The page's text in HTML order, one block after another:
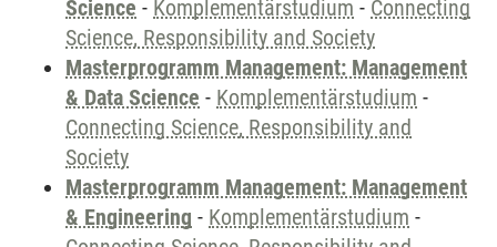
Science - Komplementärstudium - Connecting
Science, Responsibility and Society
Masterprogramm Management: Management
& Data Science - Komplementärstudium -
Connecting Science, Responsibility and
Society
Masterprogramm Management: Management
& Engineering - Komplementärstudium -